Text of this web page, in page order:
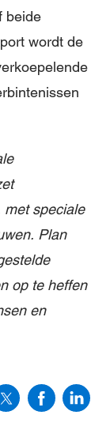
beide
wordt de
met speciale
Plan
op te heffen
en